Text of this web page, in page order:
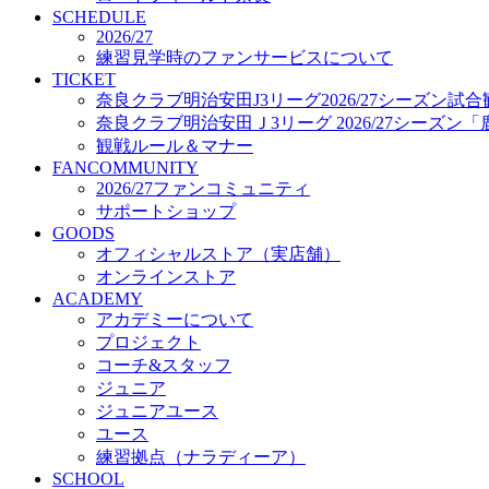
プロジェクト
コーチ&スタッフ
ジュニア
ジュニアユース
ユース
練習拠点（ナラディーア）
SCHOOL
CLUB
2026/27 パートナー企業
パートナー募集
クラブ理念
クラブ情報
サステナビリティ
Web制作支援
応援プロジェクト
SCHEDULE
2026/27
練習見学時のファンサービスについて
TICKET
奈良クラブ明治安田J3リーグ2026/27シーズン試合
奈良クラブ明治安田Ｊ3リーグ 2026/27シーズン「
観戦ルール＆マナー
FANCOMMUNITY
2026/27ファンコミュニティ
サポートショップ
GOODS
オフィシャルストア（実店舗）
オンラインストア
ACADEMY
アカデミーについて
プロジェクト
コーチ&スタッフ
ジュニア
ジュニアユース
ユース
練習拠点（ナラディーア）
SCHOOL